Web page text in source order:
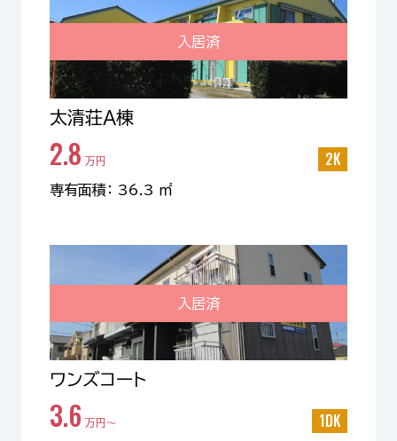
入居済
太清荘A棟
2.8 万円 2K
専有面積： 36.3 ㎡
入居済
ワンズコート
3.6 万円〜 1DK